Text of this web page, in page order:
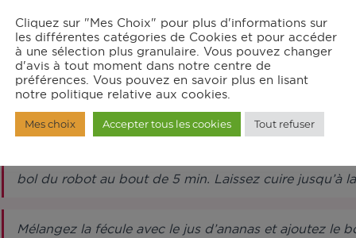
Dans le robot muni du mélangeur, mettez l’huile,
Pendant ce temps, assaisonnez la volaille avec le
bol du robot au bout de 5 min. Laissez cuire jusqu’à
Mélangez la fécule avec le jus d’ananas et ajoutez le
Cliquez sur "Mes Choix" pour plus d'informations sur
les différentes catégories de Cookies et pour accéder
à une sélection plus granulaire. Vous pouvez changer
d'avis à tout moment dans notre centre de
préférences. Vous pouvez en savoir plus en lisant
notre politique relative aux cookies.
Mes choix Accepter tous les cookies Tout refuser